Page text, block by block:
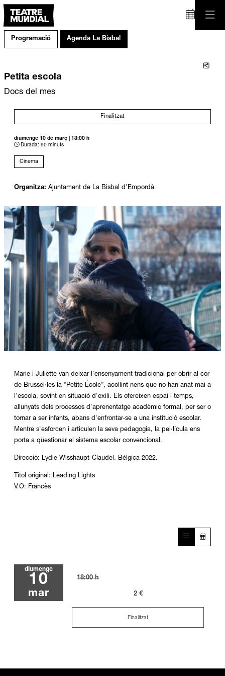
Programació Agenda La Bisbal
Petita escola
Docs del mes
Finalitzat
diumenge 10 de març
18:00 h
Durada: 90 minuts
Cinema
Organitza: Ajuntament de La Bisbal d'Empordà
Marie i Juliette van deixar l'ensenyament tradicional per obrir al cor
de Brussel·les la “Petite École”, acollint nens que no han anat mai a
l'escola, sovint en situació d'exili. Els ofereixen espai i temps,
allunyats dels processos d'aprenentatge acadèmic formal, per ser o
tornar a ser infants, abans d'enfrontar-se a una institució escolar.
Mentre s'esforcen i articulen la seva pedagogia, la pel·lícula ens
porta a qüestionar el sistema escolar convencional.
Direcció: Lydie Wisshaupt-Claudel. Bèlgica 2022.
Títol original: Leading Lights
V.O: Francès
diumenge
10
mar
18:00 h
2 €
Finalitzat